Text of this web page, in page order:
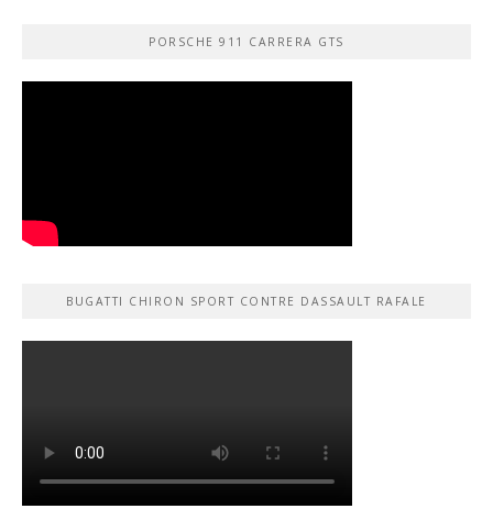
PORSCHE 911 CARRERA GTS
BUGATTI CHIRON SPORT CONTRE DASSAULT RAFALE